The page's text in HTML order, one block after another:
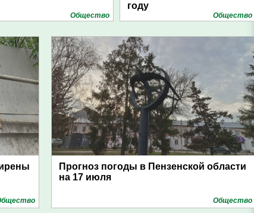
Общество
году
Общество
Прогноз погоды в Пензенской области
на 17 июля
Общество